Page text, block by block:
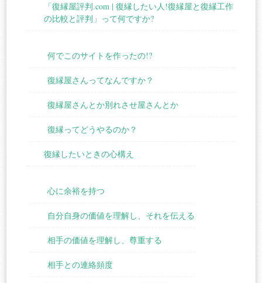
「復縁屋評判.com | 復縁したい人!復縁屋と復縁工作
の比較と評判」って何ですか?
何でこのサイトを作ったの!?
復縁屋さんってなんですか？
復縁屋さんとか別れさせ屋さんとか
復縁ってどうやるのか？
復縁したいときの心構え
心に余裕を持つ
自分自身の価値を理解し、それを伝える
相手の価値を理解し、尊重する
相手との連絡頻度